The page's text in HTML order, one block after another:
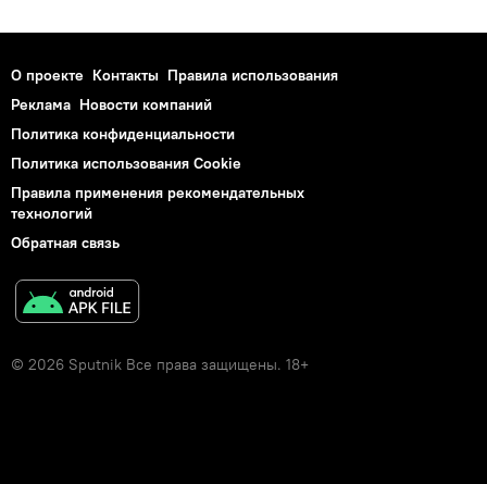
О проекте Контакты Правила использования
Реклама Новости компаний
Политика конфиденциальности
Политика использования Cookie
Правила применения рекомендательных
технологий
Обратная связь
© 2026 Sputnik Все права защищены. 18+